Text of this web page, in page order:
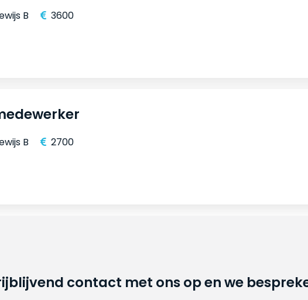
B 3600
B 2700
contact met ons op en we